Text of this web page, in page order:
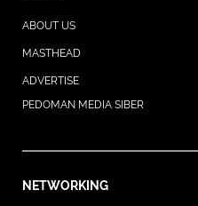
ABOUT US
MASTHEAD
ADVERTISE
PEDOMAN MEDIA SIBER
NETWORKING